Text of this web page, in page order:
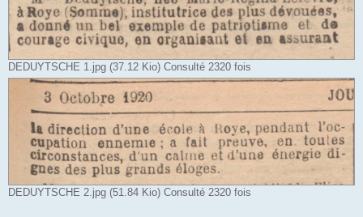
DEDUYTSCHE 1.jpg (37.12 Kio) Consulté 2320 fois
DEDUYTSCHE 2.jpg (51.84 Kio) Consulté 2320 fois